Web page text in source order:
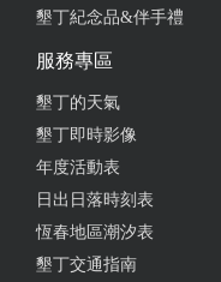
墾丁紀念品&伴手禮
服務專區
墾丁的天氣
墾丁即時影像
年度活動表
日出日落時刻表
恆春地區潮汐表
墾丁交通指南